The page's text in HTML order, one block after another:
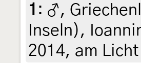
1 : ♂,
Inseln),
2014, am